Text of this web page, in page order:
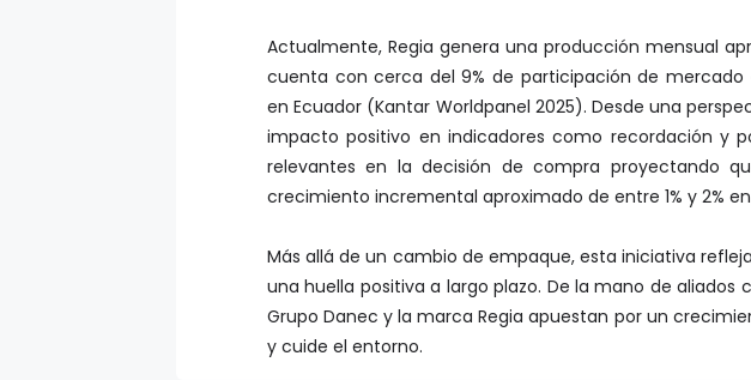
Actualmente, Regia genera una producción mensual
cuenta con cerca del 9% de participación de
en Ecuador (Kantar Worldpanel 2025). Desde una
impacto positivo en indicadores como recordación y
relevantes en la decisión de compra proyectando
crecimiento incremental aproximado de entre 1% y 2%
Más allá de un cambio de empaque, esta iniciativa
una huella positiva a largo plazo. De la mano de aliados
Grupo Danec y la marca Regia apuestan por un
y cuide el entorno.